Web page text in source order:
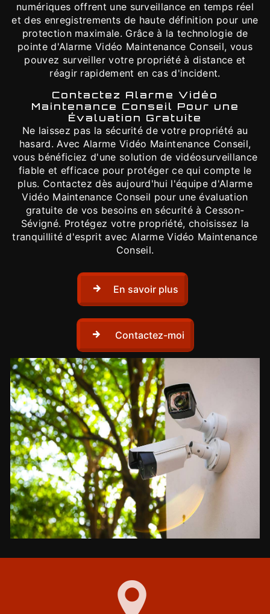
numériques offrent une surveillance en temps réel
et des enregistrements de haute définition pour une
protection maximale. Grâce à la technologie de
pointe d'Alarme Vidéo Maintenance Conseil, vous
pouvez surveiller votre propriété à distance et
réagir rapidement en cas d'incident.
Contactez Alarme Vidéo
Maintenance Conseil Pour une
Évaluation Gratuite
Ne laissez pas la sécurité de votre propriété au
hasard. Avec Alarme Vidéo Maintenance Conseil,
vous bénéficiez d'une solution de vidéosurveillance
fiable et efficace pour protéger ce qui compte le
plus. Contactez dès aujourd'hui l'équipe d'Alarme
Vidéo Maintenance Conseil pour une évaluation
gratuite de vos besoins en sécurité à Cesson-
Sévigné. Protégez votre propriété, choisissez la
tranquillité d'esprit avec Alarme Vidéo Maintenance
Conseil.
En savoir plus
Contactez-moi